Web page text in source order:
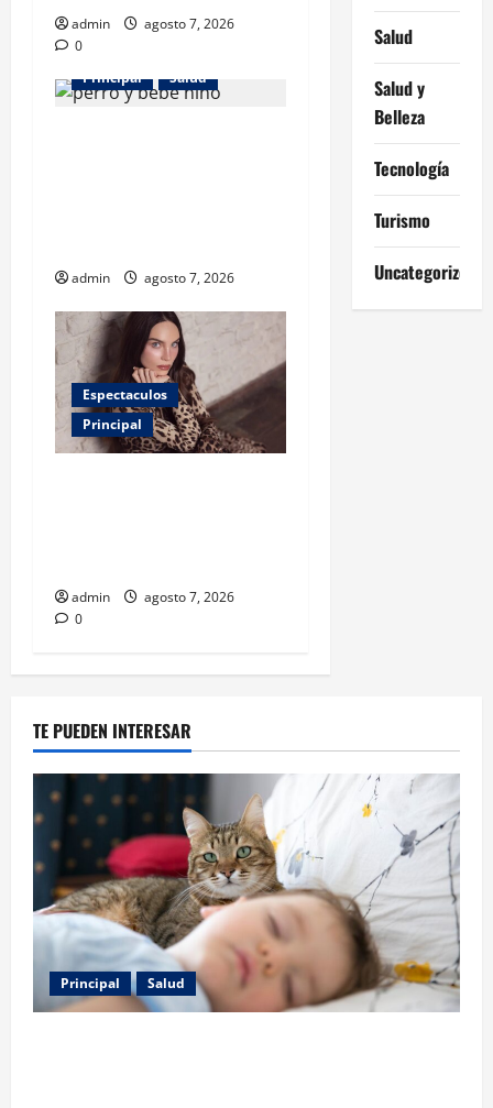
admin
agosto 7, 2026
0
Principal
Salud
admin agosto 7, 2026
Espectaculos
Principal
admin
agosto 7, 2026
0
Salud
Salud y
Belleza
Tecnología
Turismo
Uncategorized
TE PUEDEN INTERESAR
Principal Salud